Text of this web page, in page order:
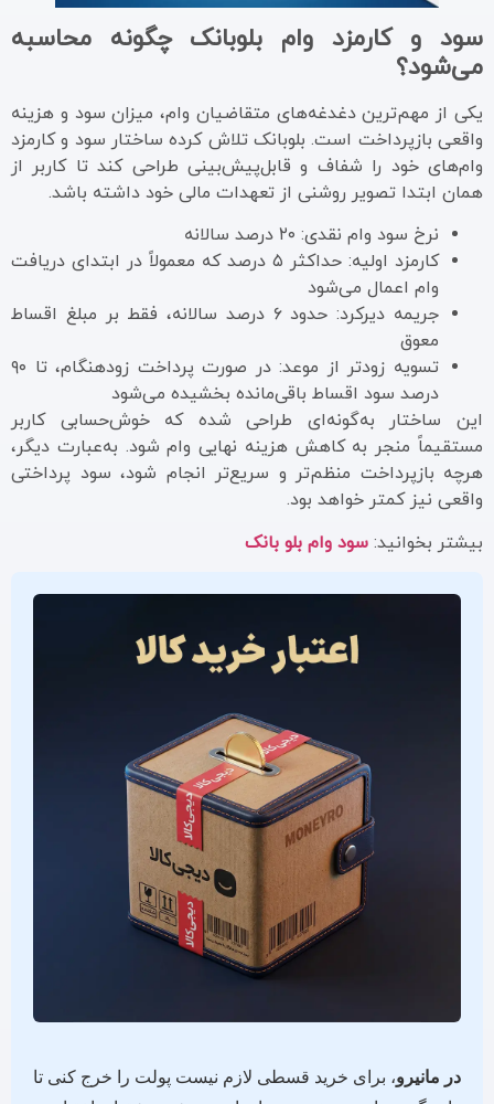
سود و کارمزد وام بلوبانک چگونه محاسبه
می‌شود؟
یکی از مهم‌ترین دغدغه‌های متقاضیان وام، میزان سود و هزینه
واقعی بازپرداخت است. بلوبانک تلاش کرده ساختار سود و کارمزد
وام‌های خود را شفاف و قابل‌پیش‌بینی طراحی کند تا کاربر از
همان ابتدا تصویر روشنی از تعهدات مالی خود داشته باشد.
نرخ سود وام نقدی: ۲۰ درصد سالانه
کارمزد اولیه: حداکثر ۵ درصد که معمولاً در ابتدای دریافت
وام اعمال می‌شود
جریمه دیرکرد: حدود ۶ درصد سالانه، فقط بر مبلغ اقساط
معوق
تسویه زودتر از موعد: در صورت پرداخت زودهنگام، تا ۹۰
درصد سود اقساط باقی‌مانده بخشیده می‌شود
این ساختار به‌گونه‌ای طراحی شده که خوش‌حسابی کاربر
مستقیماً منجر به کاهش هزینه نهایی وام شود. به‌عبارت دیگر،
هرچه بازپرداخت منظم‌تر و سریع‌تر انجام شود، سود پرداختی
واقعی نیز کمتر خواهد بود.
بیشتر بخوانید: سود وام بلو بانک
در مانیرو، برای خرید قسطی لازم نیست پولت را خرج کنی تا